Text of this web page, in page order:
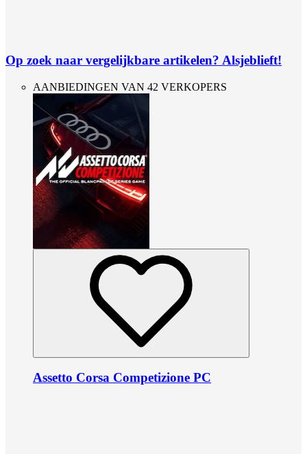
Op zoek naar vergelijkbare artikelen? Alsjeblieft!
AANBIEDINGEN VAN 42 VERKOPERS
Assetto Corsa Competizione PC